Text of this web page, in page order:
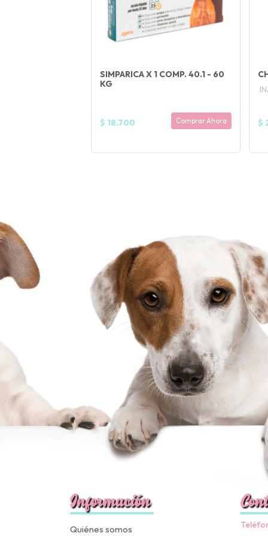
SIMPARICA X 1 COMP. 40.1 - 60
KG
$ 18.700 Comprar Ahora $
Información
Quiénes somos